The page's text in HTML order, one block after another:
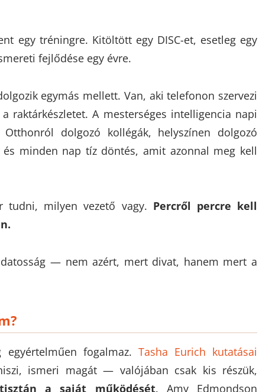
egy tréningre. Kitöltött egy DISC-et, esetleg egy
fejlődése egy évre.
egymás mellett. Van, aki telefonon szervezi
raktárkészletet. A mesterséges intelligencia napi
dolgozó kollégák, helyszínen dolgozó
minden nap tíz döntés, amit azonnal meg kell
tudni, milyen vezető vagy. Percről percre kell
— nem azért, mert divat, hanem mert a
egyértelműen fogalmaz. Tasha Eurich kutatásai
ismeri magát — valójában csak kis részük,
a saját működését. Amy Edmondson